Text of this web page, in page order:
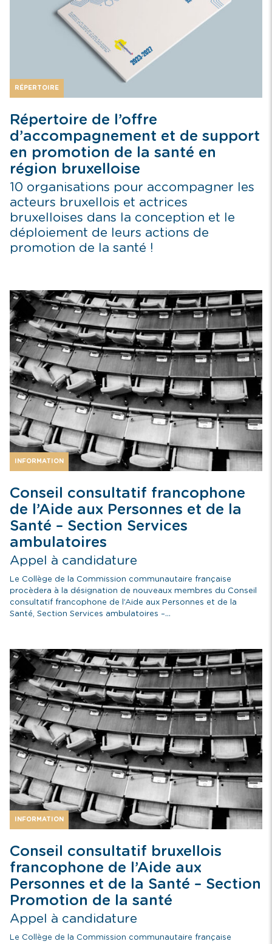
RÉPERTOIRE
Répertoire de l’offre
d’accompagnement et de support
en promotion de la santé en
région bruxelloise
10 organisations pour accompagner les
acteurs bruxellois et actrices
bruxelloises dans la conception et le
déploiement de leurs actions de
promotion de la santé !
INFORMATION
Conseil consultatif francophone
de l’Aide aux Personnes et de la
Santé – Section Services
ambulatoires
Appel à candidature
Le Collège de la Commission communautaire française
procèdera à la désignation de nouveaux membres du Conseil
consultatif francophone de l’Aide aux Personnes et de la
Santé, Section Services ambulatoires –...
INFORMATION
Conseil consultatif bruxellois
francophone de l’Aide aux
Personnes et de la Santé – Section
Promotion de la santé
Appel à candidature
Le Collège de la Commission communautaire française